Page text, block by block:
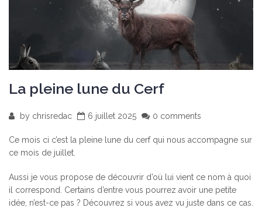
La pleine lune du Cerf
by chrisredac 6 juillet 2025 0 comments
Ce mois ci c’est la pleine lune du cerf qui nous accompagne sur
ce mois de juillet.
Aussi je vous propose de découvrir d’où lui vient ce nom à quoi
il correspond. Certains d’entre vous pourrez avoir une petite
idée, n’est-ce pas ? Découvrez si vous avez vu juste dans ce cas.